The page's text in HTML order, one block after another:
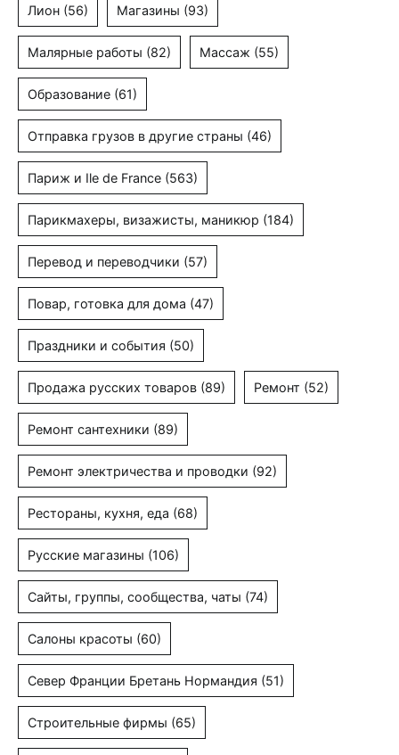
Лион (56) Магазины (93)
Малярные работы (82) Массаж (55)
Образование (61)
Отправка грузов в другие страны (46)
Париж и Ile de France (563)
Парикмахеры, визажисты, маникюр (184)
Перевод и переводчики (57)
Повар, готовка для дома (47)
Праздники и события (50)
Продажа русских товаров (89) Ремонт (52)
Ремонт сантехники (89)
Ремонт электричества и проводки (92)
Рестораны, кухня, еда (68)
Русские магазины (106)
Сайты, группы, сообщества, чаты (74)
Салоны красоты (60)
Север Франции Бретань Нормандия (51)
Строительные фирмы (65)